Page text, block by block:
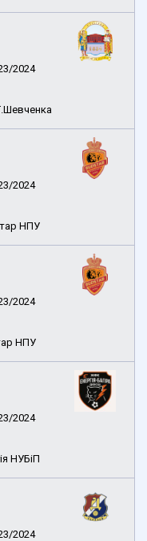
2024
2024
НПУ
2024
НПУ
2024
НУБіП
2024